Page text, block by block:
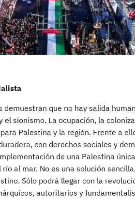
demuestran que no hay salida
sionismo. La ocupación, la
Palestina y la región. Frente a
con derechos sociales y
de una Palestina
al mar. No es una solución
Sólo podrá llegar con la
autoritarios y